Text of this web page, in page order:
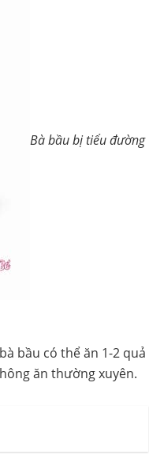
Bà bầu bị tiểu đường
bầu có thể ăn 1-2 quả
ăn thường xuyên.